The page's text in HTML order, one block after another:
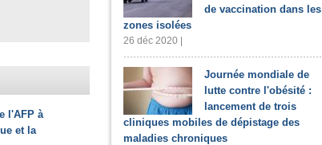
l'AFP à
et la
de vaccination dans les
zones isolées
26 déc 2020 |
Journée mondiale de
lutte contre l'obésité :
lancement de trois
cliniques mobiles de dépistage des
maladies chroniques